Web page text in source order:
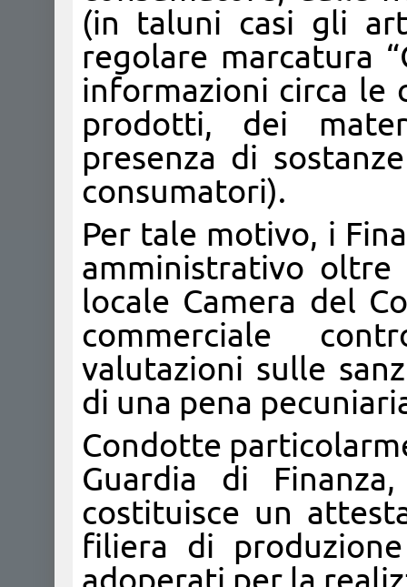
(in taluni casi gli
regolare marcatura
informazioni circa le
prodotti, dei
presenza di
consumatori).
Per tale motivo, i
amministrativo
locale Camera del
commerciale
valutazioni sulle
di una pena
Condotte
Guardia di
costituisce un
filiera di
adoperati per la